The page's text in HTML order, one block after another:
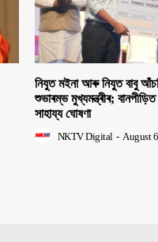
নিযুত মইনা আৰু নিযুত বাবু
শুভাৰম্ভ মুখ্যমন্ত্ৰীৰ;
সাহায্য ঘোষণা
NKTV Digital - August